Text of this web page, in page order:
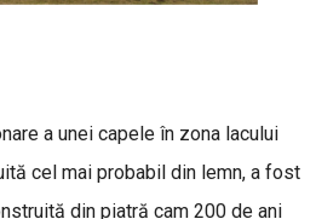
a unei capele în zona lacului
cel mai probabil din lemn, a fost
din piatră cam 200 de ani